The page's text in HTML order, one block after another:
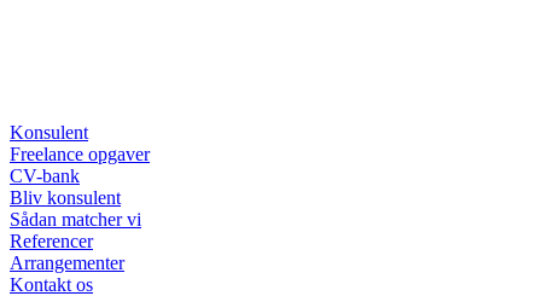
Konsulent
Freelance opgaver
CV-bank
Bliv konsulent
Sådan matcher vi
Referencer
Arrangementer
Kontakt os